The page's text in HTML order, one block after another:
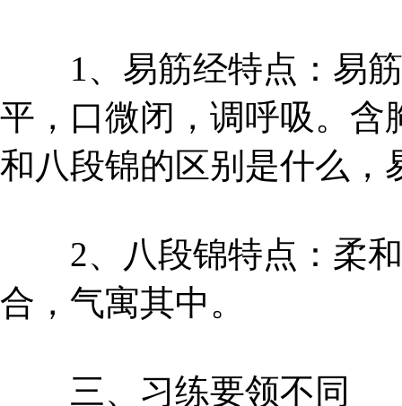
1、易筋经特点：易筋
平，口微闭，调呼吸。含
和八段锦的区别是什么，
2、八段锦特点：柔和
合，气寓其中。
三、习练要领不同